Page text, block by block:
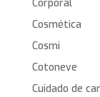
Corporal
Cosmética
Cosmi
Cotoneve
Cuidado de